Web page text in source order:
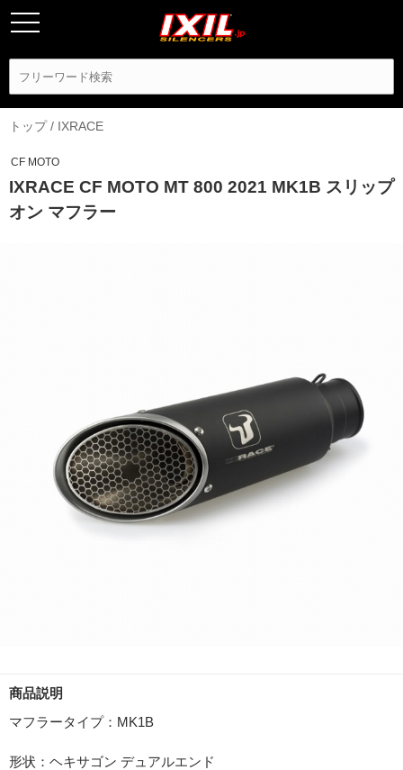
トップ/ IXRACE
CF MOTO
IXRACE CF MOTO MT 800 2021 MK1B スリップ
オン マフラー
商品説明
マフラータイプ：MK1B
形状：ヘキサゴン デュアルエンド